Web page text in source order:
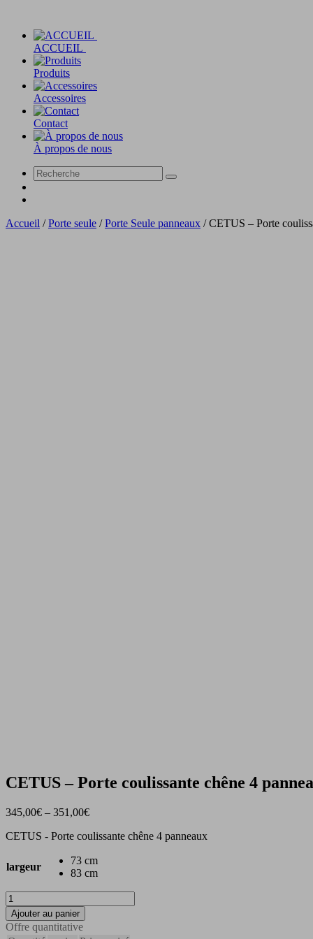
ACCUEIL
Produits
Accessoires
Contact
À propos de nous
Accueil /Porte seule /Porte Seule panneaux /CETUS – Porte
CETUS – Porte coulissante chêne 4
345,00€ – 351,00€
CETUS - Porte coulissante chêne 4 panneaux
largeur
73 cm
83 cm
quantité
de
CETUS
-
Ajouter au panier
Offre quantitative